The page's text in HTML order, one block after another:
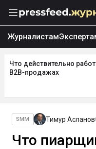
Журналистам
Что действительно
B2B-продажах
SMM Тимур Асланов
Что